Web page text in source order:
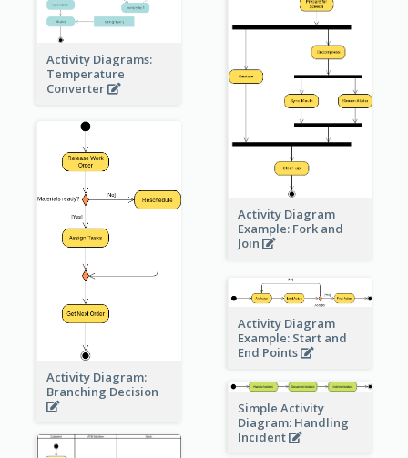
Activity Diagrams:
Temperature
Converter
Activity Diagram
Example: Fork and
Join
Activity Diagram:
Branching Decision
Activity Diagram
Example: Start and
End Points
Simple Activity
Diagram: Handling
Incident